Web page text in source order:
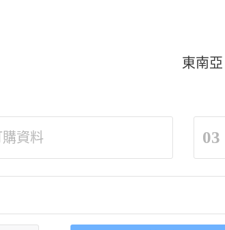
東南亞
資料 03